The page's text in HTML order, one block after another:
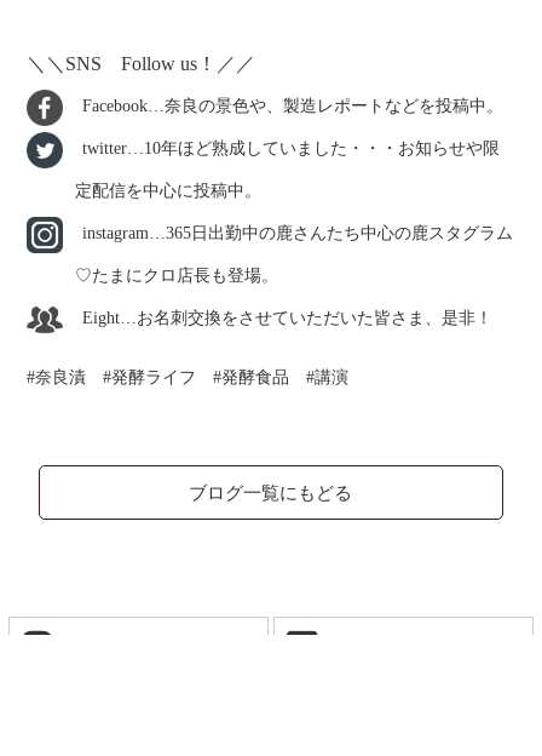
＼＼SNS Follow us！／／
Facebook…奈良の景色や、製造レポートなどを投稿中。
twitter…10年ほど熟成していました・・・お知らせや限
定配信を中心に投稿中。
instagram…365日出勤中の鹿さんたち中心の鹿スタグラム
♡たまにクロ店長も登場。
Eight…お名刺交換をさせていただいた皆さま、是非！
奈良漬 発酵ライフ 発酵食品 講演
ブログ一覧にもどる